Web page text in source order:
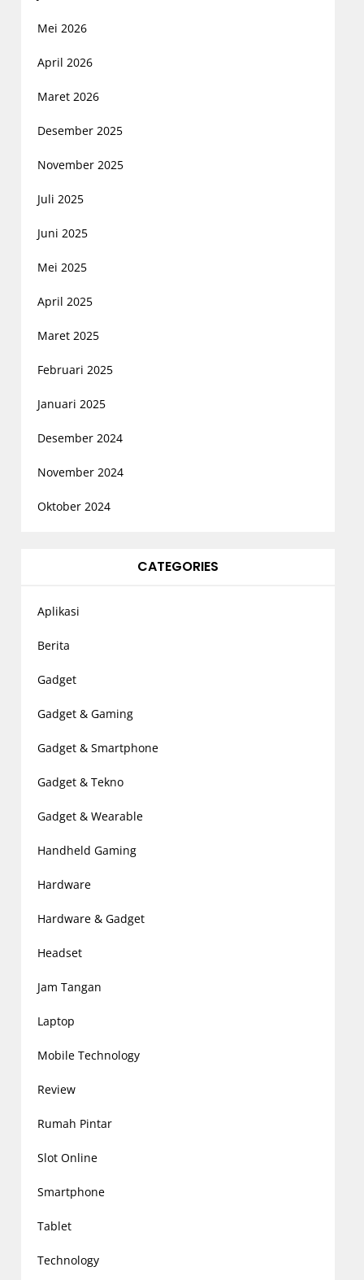
Mei 2026
April 2026
Maret 2026
Desember 2025
November 2025
Juli 2025
Juni 2025
Mei 2025
April 2025
Maret 2025
Februari 2025
Januari 2025
Desember 2024
November 2024
Oktober 2024
CATEGORIES
Aplikasi
Berita
Gadget
Gadget & Gaming
Gadget & Smartphone
Gadget & Tekno
Gadget & Wearable
Handheld Gaming
Hardware
Hardware & Gadget
Headset
Jam Tangan
Laptop
Mobile Technology
Review
Rumah Pintar
Slot Online
Smartphone
Tablet
Technology